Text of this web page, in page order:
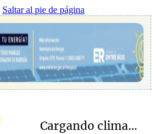
Saltar al pie de página
Cargando clima...